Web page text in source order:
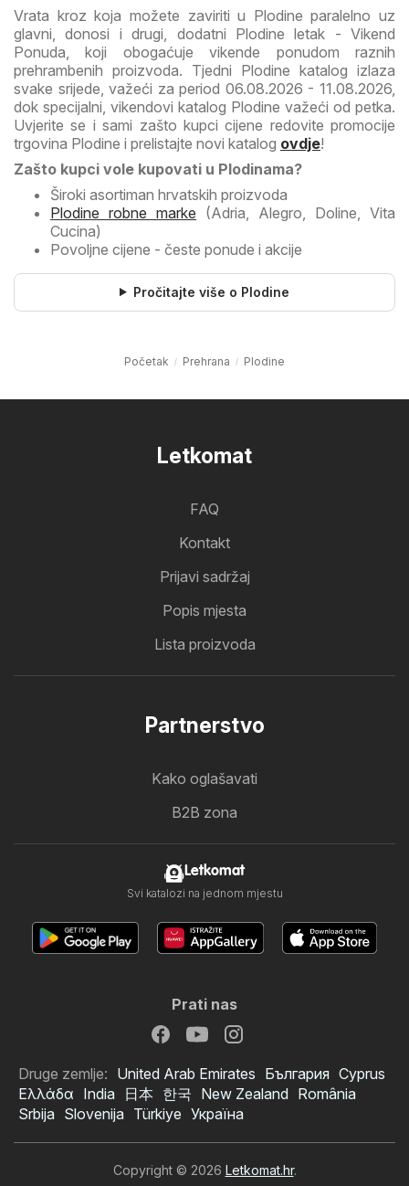
Vrata kroz koja možete zaviriti u Plodine paralelno uz
glavni, donosi i drugi, dodatni Plodine letak - Vikend
Ponuda, koji obogaćuje vikende ponudom raznih
prehrambenih proizvoda. Tjedni Plodine katalog izlaza
svake srijede, važeći za period 06.08.2026 - 11.08.2026,
dok specijalni, vikendovi katalog Plodine važeći od petka.
Uvjerite se i sami zašto kupci cijene redovite promocije
trgovina Plodine i prelistajte novi katalog ovdje!
Zašto kupci vole kupovati u Plodinama?
Široki asortiman hrvatskih proizvoda
Plodine robne marke (Adria, Alegro, Doline, Vita
Cucina)
Povoljne cijene - česte ponude i akcije
Pročitajte više o Plodine
Početak Prehrana Plodine
Letkomat
FAQ
Kontakt
Prijavi sadržaj
Popis mjesta
Lista proizvoda
Partnerstvo
Kako oglašavati
B2B zona
Letkomat
Svi katalozi na jednom mjestu
Prati nas
Druge zemlje: United Arab Emirates България Cyprus
Ελλάδα India 日本 한국 New Zealand România
Srbija Slovenija Türkiye Україна
Copyright © 2026 Letkomat.hr.